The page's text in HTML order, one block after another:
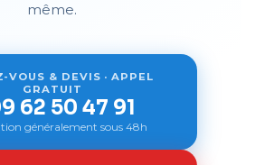
même.
VOUS & DEVIS · APPEL
GRATUIT
62 50 47 91
généralement sous 48h